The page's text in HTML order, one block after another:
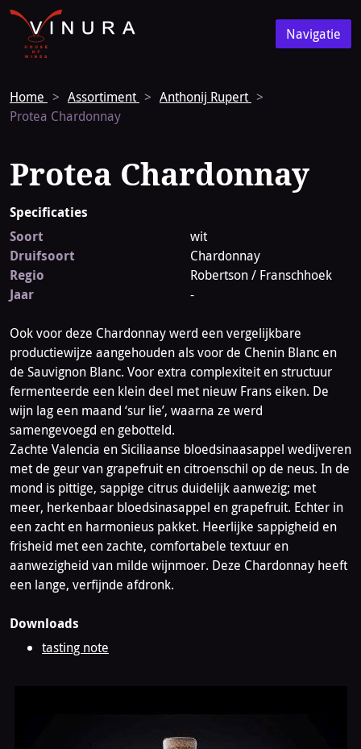
Vinura
Navigatie
Navigatie
Home Assortiment
Anthonij Rupert
Protea Chardonnay
Protea Chardonnay
Specificaties
Soort
wit
Druifsoort
Chardonnay
Regio
Robertson / Franschhoek
Jaar
-
Ook voor deze Chardonnay werd een vergelijkbare
productiewijze aangehouden als voor de Chenin Blanc en
de Sauvignon Blanc. Voor extra complexiteit en structuur
fermenteerde een klein deel met nieuw Frans eiken. De
wijn lag een maand ‘sur lie’, waarna ze werd
samengevoegd en gebotteld.
Zachte Valencia en Siciliaanse bloedsinaasappel wedijveren
met de geur van grapefruit en citroenschil op de neus. In de
mond is pittige, sappige citrus duidelijk aanwezig; met
meer, herkenbaar bloedsinasappel en grapefruit. Echter in
een zacht en harmonieus pakket. Heerlijke sappigheid en
frisheid met een zachte, comfortabele textuur en
aanwezigheid van milde wijnmoer. Deze Chardonnay heeft
een lange, verfijnde afdronk.
Downloads
tasting note